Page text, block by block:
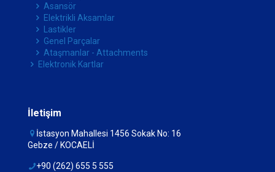
Asansör
Elektrikli Aksamlar
Lastikler
Genel Parçalar
Ataşmanlar - Attachments
Elektronik Kartlar
İletişim
İstasyon Mahallesi 1456 Sokak No: 16
Gebze / KOCAELİ
+90 (262) 655 5 555